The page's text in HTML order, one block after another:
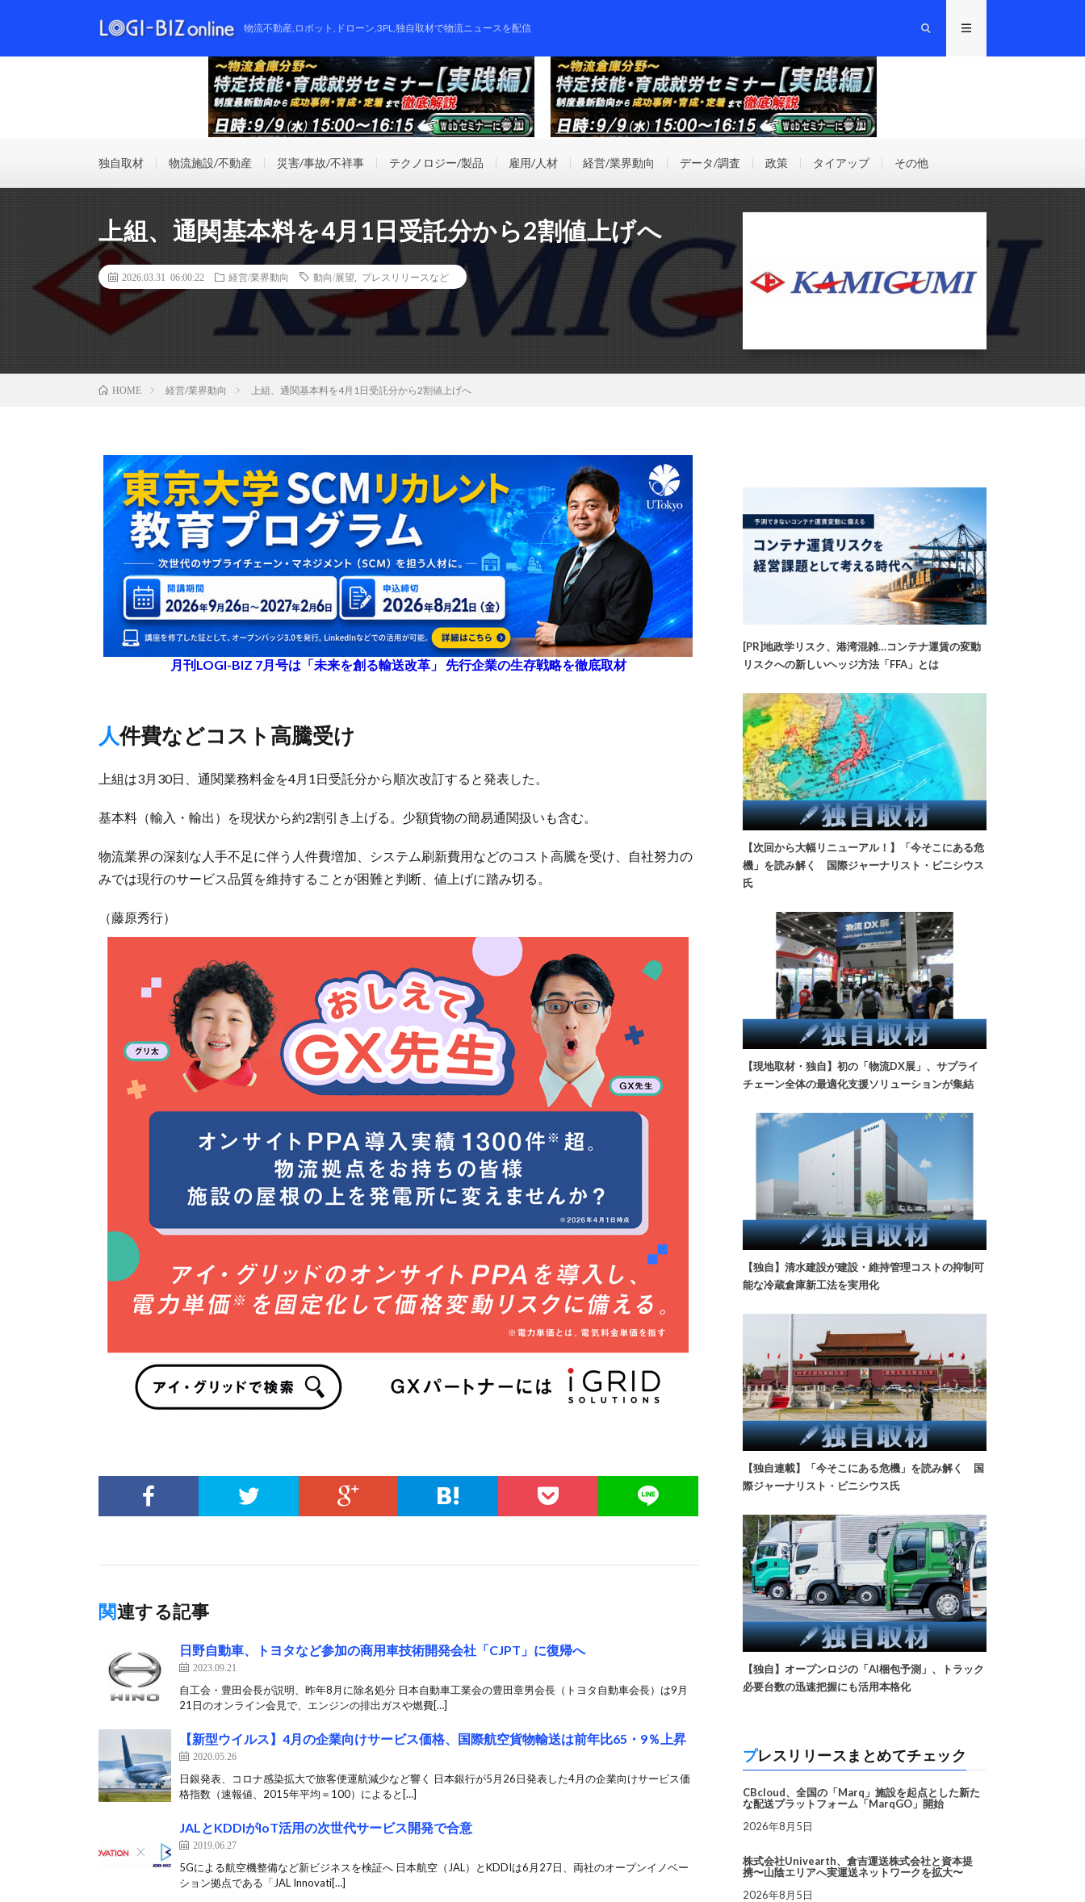
物流不動産,ロボット,ドローン,3PL,独自取材で物流ニュースを配信
独自取材 物流施設/不動産 災害/事故/不祥事 テクノロジー/製品 雇用/人材 経営/業界動向 データ/調査 政策 タイアップ その他
上組、通関基本料を4月1日受託分から2割値上げへ
2026.03.31 06:00:22 経営/業界動向 動向/展望 プレスリリースなど
HOME 経営/業界動向 上組、通関基本料を4月1日受託分から2割値上げへ
月刊LOGI-BIZ 7月号は「未来を創る輸送改革」 先行企業の生存戦略を徹底取材
人件費などコスト高騰受け
上組は3月30日、通関業務料金を4月1日受託分から順次改訂すると発表した。
基本料（輸入・輸出）を現状から約2割引き上げる。少額貨物の簡易通関扱いも含む。
物流業界の深刻な人手不足に伴う人件費増加、システム刷新費用などのコスト高騰を受け、自社努力の
みでは現行のサービス品質を維持することが困難と判断、値上げに踏み切る。
（藤原秀行）
関連する記事
日野自動車、トヨタなど参加の商用車技術開発会社「CJPT」に復帰へ
2023.09.21
自工会・豊田会長が説明、昨年8月に除名処分 日本自動車工業会の豊田章男会長（トヨタ自動車会長）は9月
21日のオンライン会見で、エンジンの排出ガスや燃費[…]
【新型ウイルス】4月の企業向けサービス価格、国際航空貨物輸送は前年比65・9％上昇
2020.05.26
日銀発表、コロナ感染拡大で旅客便運航減少など響く 日本銀行が5月26日発表した4月の企業向けサービス価
格指数（速報値、2015年平均＝100）によると[…]
JALとKDDIがIoT活用の次世代サービス開発で合意
2019.06.27
5Gによる航空機整備など新ビジネスを検証へ 日本航空（JAL）とKDDIは6月27日、両社のオープンイノベー
ション拠点である「JAL Innovati[…]
[PR]地政学リスク、港湾混雑…コンテナ運賃の変動
リスクへの新しいヘッジ方法「FFA」とは
【次回から大幅リニューアル！】「今そこにある危
機」を読み解く 国際ジャーナリスト・ビニシウス
氏
【現地取材・独自】初の「物流DX展」、サプライ
チェーン全体の最適化支援ソリューションが集結
【独自】清水建設が建設・維持管理コストの抑制可
能な冷蔵倉庫新工法を実用化
【独自連載】「今そこにある危機」を読み解く 国
際ジャーナリスト・ビニシウス氏
【独自】オープンロジの「AI梱包予測」、トラック
必要台数の迅速把握にも活用本格化
プレスリリースまとめてチェック
CBcloud、全国の「Marq」施設を起点とした新た
な配送プラットフォーム「MarqGO」開始
2026年8月5日
株式会社Univearth、倉吉運送株式会社と資本提
携〜山陰エリアへ実運送ネットワークを拡大〜
2026年8月5日